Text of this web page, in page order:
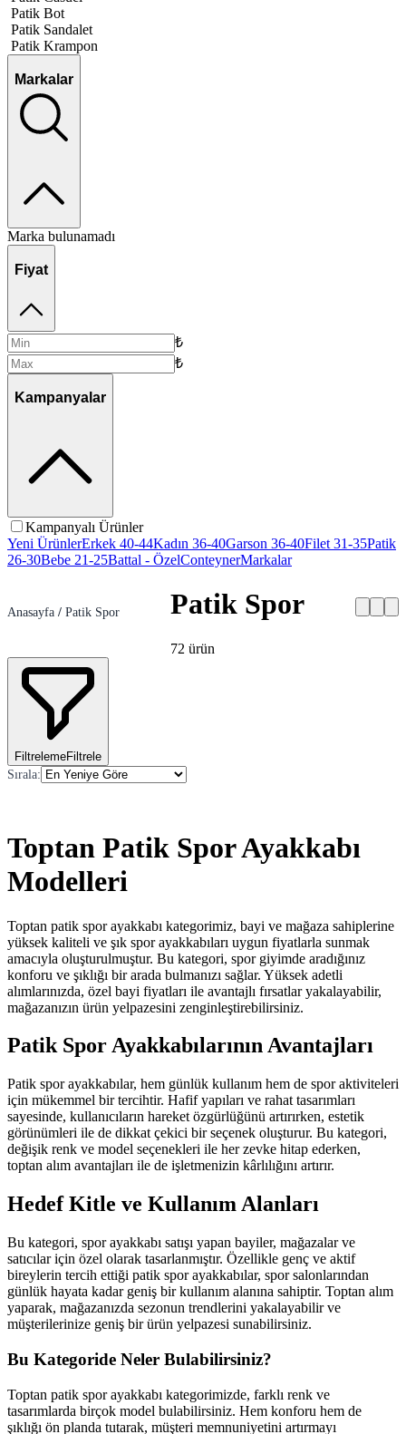
Patik Bot
Patik Sandalet
Patik Krampon
Markalar
Marka bulunamadı
Fiyat
₺
₺
Kampanyalar
Kampanyalı Ürünler
Yeni ÜrünlerErkek 40-44Kadın 36-40Garson 36-40Filet 31-35Patik
26-30Bebe 21-25Battal - ÖzelConteynerMarkalar
Anasayfa / Patik Spor Patik Spor
72 ürün
FiltrelemeFiltrele
Sırala:
Toptan Patik Spor Ayakkabı
Modelleri
Toptan patik spor ayakkabı kategorimiz, bayi ve mağaza sahiplerine
yüksek kaliteli ve şık spor ayakkabıları uygun fiyatlarla sunmak
amacıyla oluşturulmuştur. Bu kategori, spor giyimde aradığınız
konforu ve şıklığı bir arada bulmanızı sağlar. Yüksek adetli
alımlarınızda, özel bayi fiyatları ile avantajlı fırsatlar yakalayabilir,
mağazanızın ürün yelpazesini zenginleştirebilirsiniz.
Patik Spor Ayakkabılarının Avantajları
Patik spor ayakkabılar, hem günlük kullanım hem de spor aktiviteleri
için mükemmel bir tercihtir. Hafif yapıları ve rahat tasarımları
sayesinde, kullanıcıların hareket özgürlüğünü artırırken, estetik
görünümleri ile de dikkat çekici bir seçenek oluşturur. Bu kategori,
değişik renk ve model seçenekleri ile her zevke hitap ederken,
toptan alım avantajları ile de işletmenizin kârlılığını artırır.
Hedef Kitle ve Kullanım Alanları
Bu kategori, spor ayakkabı satışı yapan bayiler, mağazalar ve
satıcılar için özel olarak tasarlanmıştır. Özellikle genç ve aktif
bireylerin tercih ettiği patik spor ayakkabılar, spor salonlarından
günlük hayata kadar geniş bir kullanım alanına sahiptir. Toptan alım
yaparak, mağazanızda sezonun trendlerini yakalayabilir ve
müşterilerinize geniş bir ürün yelpazesi sunabilirsiniz.
Bu Kategoride Neler Bulabilirsiniz?
Toptan patik spor ayakkabı kategorimizde, farklı renk ve
tasarımlarda birçok model bulabilirsiniz. Hem konforu hem de
şıklığı ön planda tutarak, müşteri memnuniyetini artırmayı